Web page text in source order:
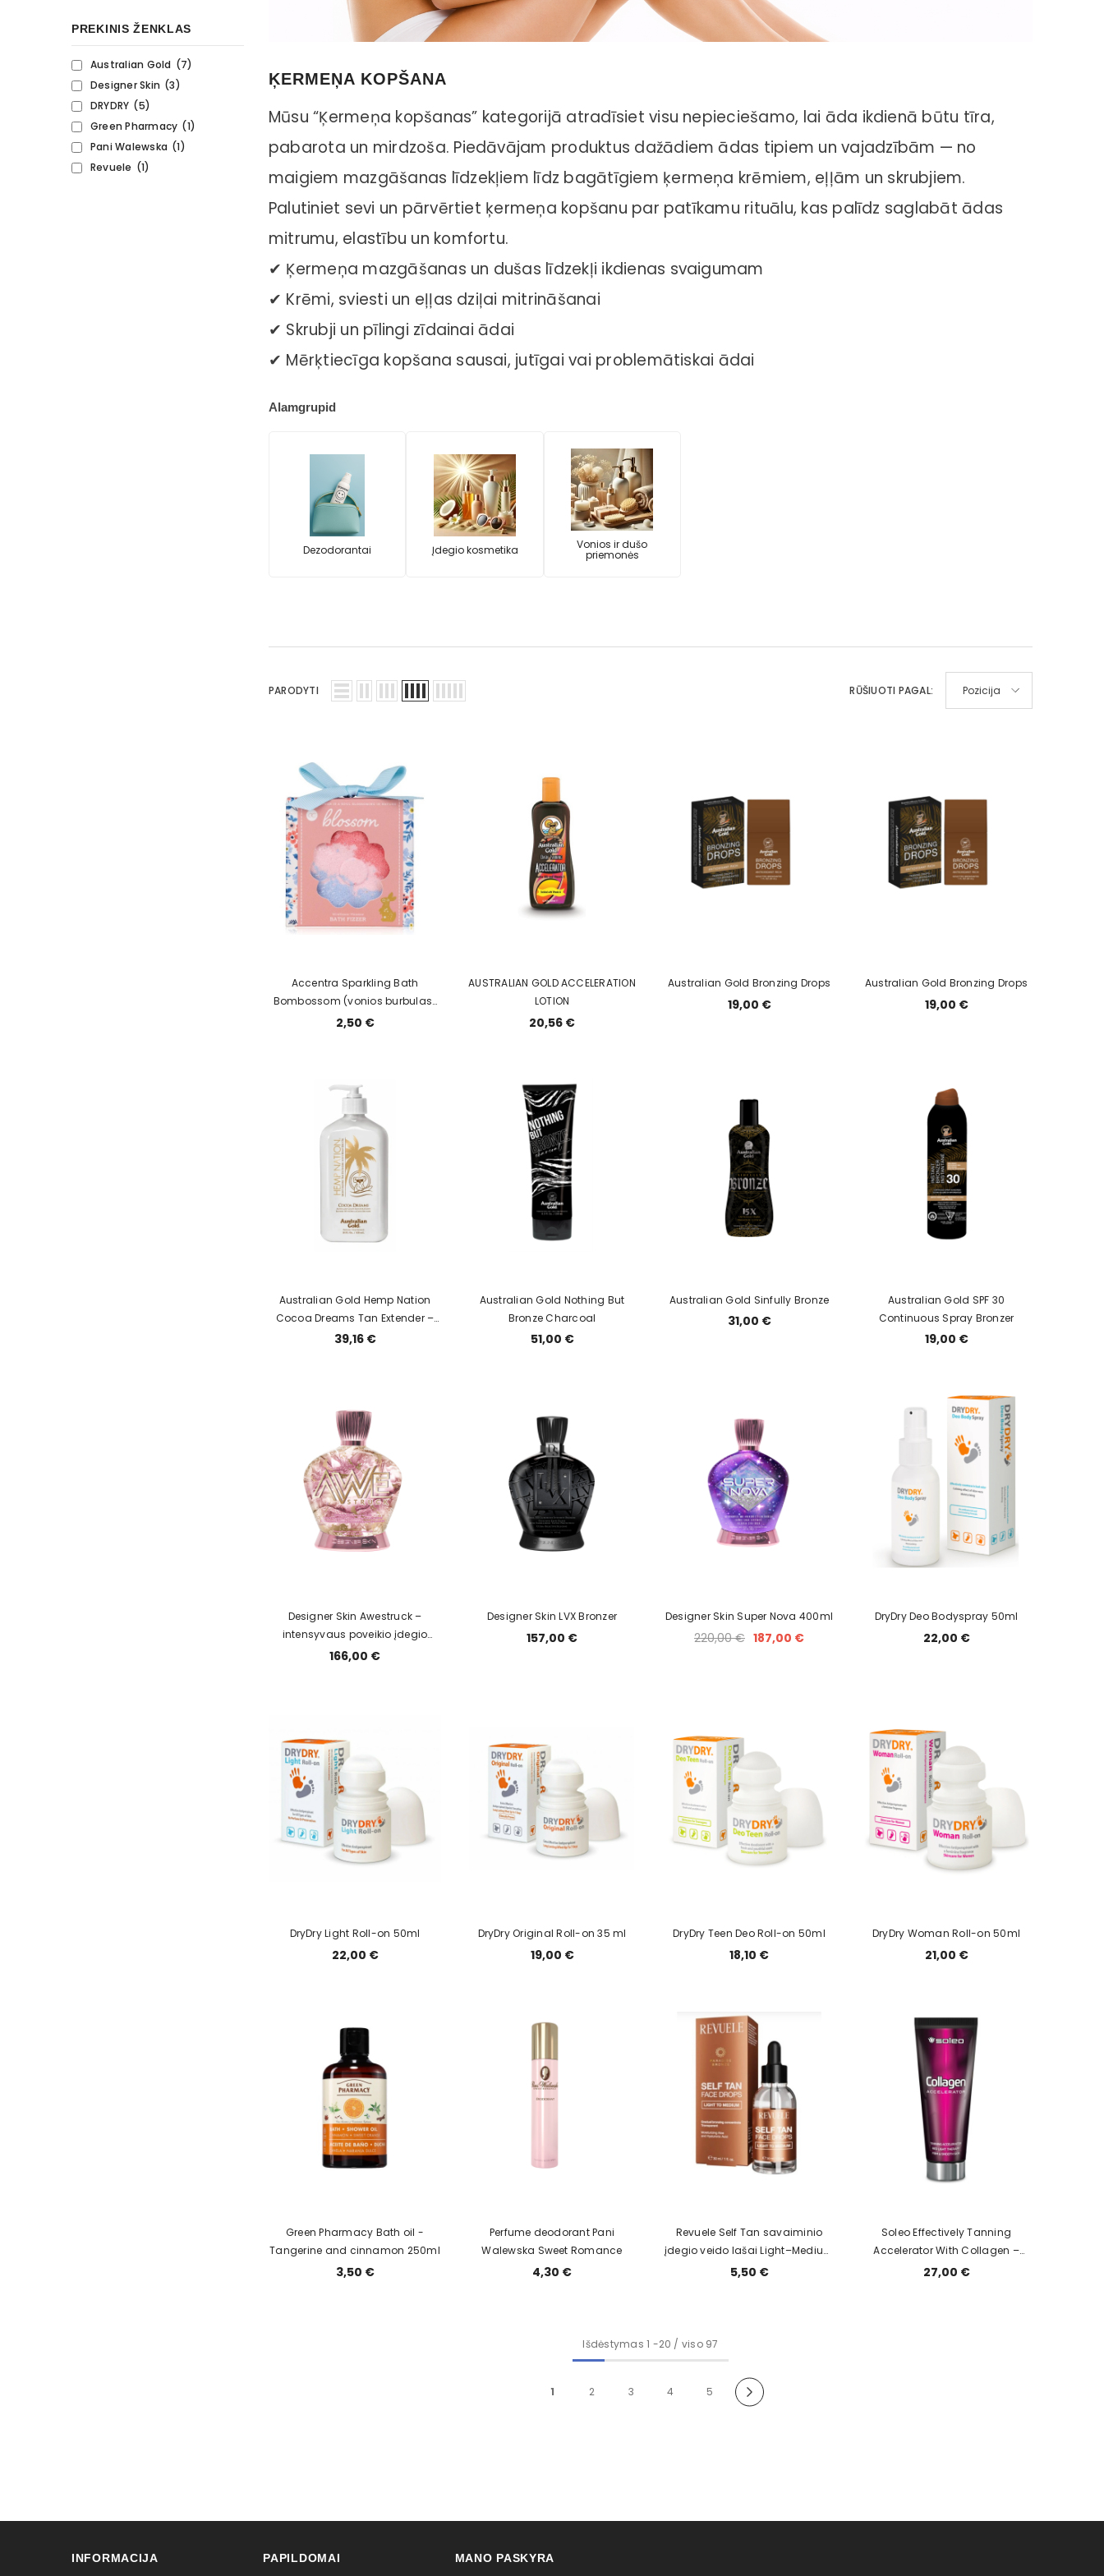
PREKINIS ŽENKLAS
(7)
Australian Gold
(3)
Designer Skin
(5)
DRYDRY
(1)
Green Pharmacy
(1)
Pani Walewska
(1)
Revuele
ĶERMEŅA KOPŠANA
Mūsu “Ķermeņa kopšanas” kategorijā atradīsiet visu nepieciešamo, lai āda ikdienā būtu tīra,
pabarota un mirdzoša. Piedāvājam produktus dažādiem ādas tipiem un vajadzībām — no
maigiem mazgāšanas līdzekļiem līdz bagātīgiem ķermeņa krēmiem, eļļām un skrubjiem.
Palutiniet sevi un pārvērtiet ķermeņa kopšanu par patīkamu rituālu, kas palīdz saglabāt ādas
mitrumu, elastību un komfortu.
✔ Ķermeņa mazgāšanas un dušas līdzekļi ikdienas svaigumam
✔ Krēmi, sviesti un eļļas dziļai mitrināšanai
✔ Skrubji un pīlingi zīdainai ādai
✔ Mērķtiecīga kopšana sausai, jutīgai vai problemātiskai ādai
Alamgrupid
Dezodorantai Įdegio kosmetika Vonios ir dušo
priemonės
PARODYTI RŪŠIUOTI PAGAL: Pozicija
Accentra Sparkling Bath
Bombossom (vonios burbulas)
50 g
2,50 €
AUSTRALIAN GOLD ACCELERATION
LOTION
20,56 €
Australian Gold Bronzing Drops
19,00 €
Australian Gold Bronzing Drops
19,00 €
Australian Gold Hemp Nation
Cocoa Dreams Tan Extender –
įdegį ilginantis kūno kremas su
39,16 €
Australian Gold Nothing But
Bronze Charcoal
51,00 €
Australian Gold Sinfully Bronze
31,00 €
Australian Gold SPF 30
Continuous Spray Bronzer
19,00 €
Designer Skin Awestruck –
intensyvaus poveikio įdegio
kremas 400ml
166,00 €
Designer Skin LVX Bronzer
157,00 €
Designer Skin Super Nova 400ml
220,00 € 187,00 €
DryDry Deo Bodyspray 50ml
22,00 €
DryDry Light Roll-on 50ml
22,00 €
DryDry Original Roll-on 35 ml
19,00 €
DryDry Teen Deo Roll-on 50ml
18,10 €
DryDry Woman Roll-on 50ml
21,00 €
Green Pharmacy Bath oil -
Tangerine and cinnamon 250ml
3,50 €
Perfume deodorant Pani
Walewska Sweet Romance
4,30 €
Revuele Self Tan savaiminio
įdegio veido lašai Light–Medium
30 ml
5,50 €
Soleo Effectively Tanning
Accelerator With Collagen –
įdegio greitiklis su kolagenu
27,00 €
Išdėstymas 1 -20 / viso 97
1 2 3 4 5
INFORMACIJA PAPILDOMAI MANO PASKYRA
alessandro Striplac Thomas
Rath 2x8ml – Raudonas ir
rudas Striplac lakai
23,00 €
Brushworks Nude Satin
8,00 €
medinis advento kalendorius
su apšvietimu namuko forma,